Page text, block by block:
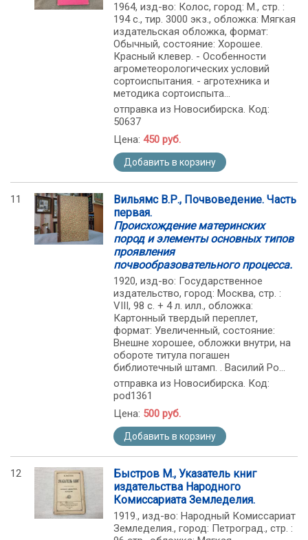
1964, изд-во: Колос, город: М., стр. :
194 с., тир. 3000 экз., обложка: Мягкая
издательская обложка, формат:
Обычный, состояние: Хорошее.
Красный клевер. - Особенности
агрометеорологических условий
сортоиспытания. - агротехника и
методика сортоиспыта...
отправка из Новосибирска. Код:
50637
Цена: 450 руб.
Добавить в корзину
11
Вильямс В.Р., Почвоведение. Часть
первая.
Происхождение материнских
пород и элементы основных типов
проявления
почвообразовательного процесса.
1920, изд-во: Государственное
издательство, город: Москва, стр. :
VIII, 98 с. + 4 л. илл., обложка:
Картонный твердый переплет,
формат: Увеличенный, состояние:
Внешне хорошее, обложки внутри, на
обороте титула погашен
библиотечный штамп. . Василий Ро...
отправка из Новосибирска. Код:
pod1361
Цена: 500 руб.
Добавить в корзину
12
Быстров М., Указатель книг
издательства Народного
Комиссариата Земледелия.
1919., изд-во: Народный Комиссариат
Земледелия., город: Петроград., стр. :